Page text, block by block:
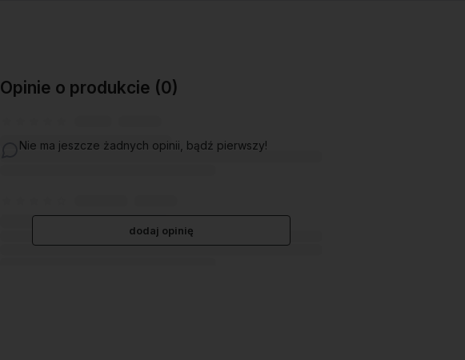
Opinie o produkcie (0)
Nie ma jeszcze żadnych opinii, bądź pierwszy!
dodaj opinię